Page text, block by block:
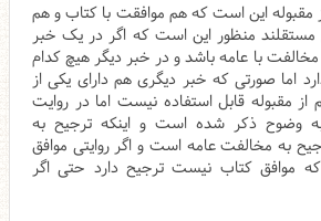
مقبوله این است که هم موافقت با کتاب و هم
منظور این است که اگر در یک خبر
با عامه باشد و در خبر دیگر هیچ کدام
اما صورتی که خبر دیگری هم دارای یکی از
مقبوله قابل استفاده نیست اما در روایت
وضوح ذکر شده است و اینکه ترجیح به
به مخالفت عامه است و اگر روایتی موافق
که موافق کتاب نیست ترجیح دارد حتی اگر